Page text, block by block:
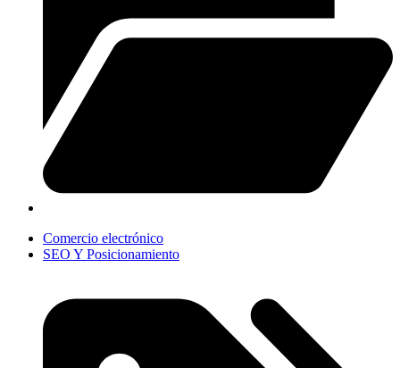
Comercio electrónico
SEO Y Posicionamiento